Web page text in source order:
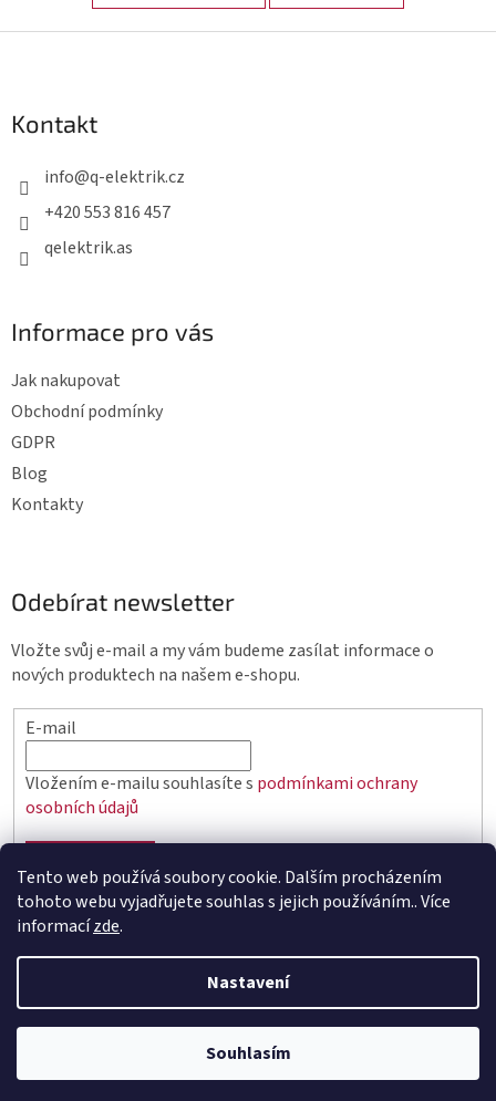
Tento web používá soubory cookie. Dalším procházením
tohoto webu vyjadřujete souhlas s jejich používáním.. Více
informacízde.
Nastavení
Souhlasím
p
aKontakt
info@q-elektrik.cz
+420 553 816 457
qelektrik.as
Informace pro vás
Jak nakupovat
Obchodní podmínky
GDPR
Blog
Kontakty
Odebírat newsletter
Vložte svůj e-mail a my vám budeme zasílat informace o
nových produktech na našem e-shopu.
E-mail
Vložením e-mailu souhlasíte s podmínkami ochrany
osobních údajů
Vytvořil Shoptet
Copyright 2026elektro.q-elektrik.cz. Všechna práva
vyhrazena.